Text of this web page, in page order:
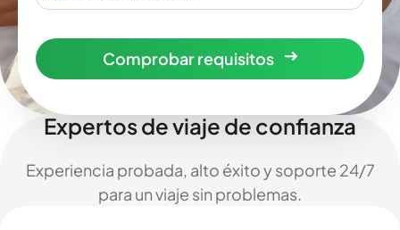
Comprobar requisitos
Expertos de viaje de confianza
Experiencia probada, alto éxito y soporte 24/7
para un viaje sin problemas.